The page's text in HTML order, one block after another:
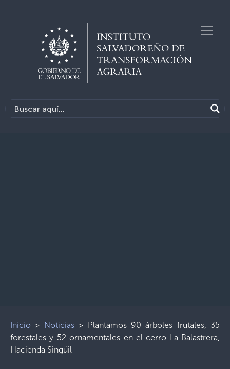
Inicio > Noticias> Plantamos 90 árboles frutales, 35
forestales y 52 ornamentales en el cerro La Balastrera,
Hacienda Singüil